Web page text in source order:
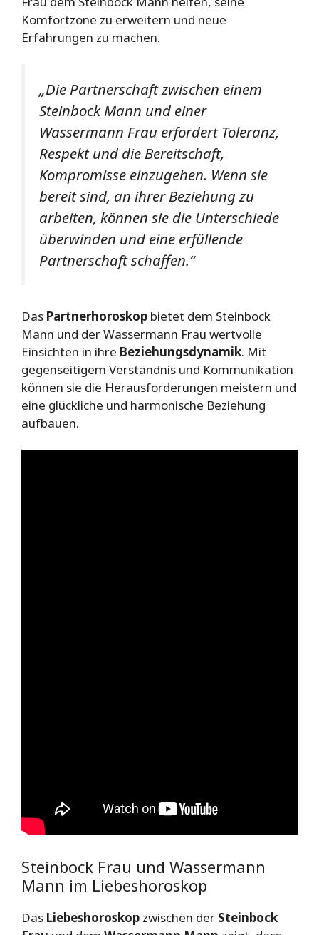
Komfortzone zu erweitern und neue
Erfahrungen zu machen.
„Die Partnerschaft zwischen einem
Steinbock Mann und einer
Wassermann Frau erfordert Toleranz,
Respekt und die Bereitschaft,
Kompromisse einzugehen. Wenn sie
bereit sind, an ihrer Beziehung zu
arbeiten, können sie die Unterschiede
überwinden und eine erfüllende
Partnerschaft schaffen.“
Das Partnerhoroskop bietet dem Steinbock
Mann und der Wassermann Frau wertvolle
Einsichten in ihre Beziehungsdynamik. Mit
gegenseitigem Verständnis und Kommunikation
können sie die Herausforderungen meistern und
eine glückliche und harmonische Beziehung
aufbauen.
Steinbock Frau und Wassermann
Mann im Liebeshoroskop
Das Liebeshoroskop zwischen der Steinbock